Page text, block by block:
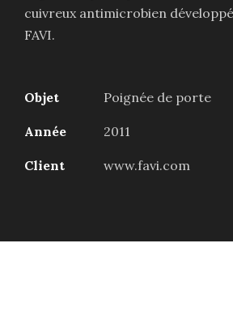
cuivreux antimicrobien
FAVI.
Objet Poignée de porte
Année 2011
Client www.favi.com